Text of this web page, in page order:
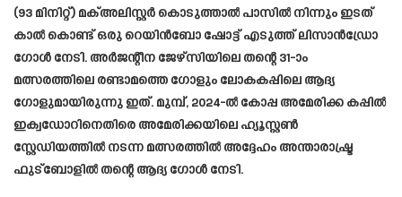
(93 മിനിറ്റ്) മക്അലിസ്റ്റർ കൊടുത്താൽ പാസിൽ നിന്നും ഇടത്
കാൽ കൊണ്ട് ഒരു റെയിൻബോ ഷോട്ട് എടുത്ത് ലിസാൻഡ്രോ
ഗോൾ നേടി. അർജന്റീന ജേഴ്‌സിയിലെ തന്റെ 31-ാം
മത്സരത്തിലെ രണ്ടാമത്തെ ഗോളും ലോകകപ്പിലെ ആദ്യ
ഗോളുമായിരുന്നു ഇത്. മുമ്പ്, 2024-ൽ കോപ്പ അമേരിക്ക കപ്പിൽ
ഇക്വഡോറിനെതിരെ അമേരിക്കയിലെ ഹ്യൂസ്റ്റൺ
സ്റ്റേഡിയത്തിൽ നടന്ന മത്സരത്തിൽ അദ്ദേഹം അന്താരാഷ്ട്ര
ഫുട്‌ബോളിൽ തന്റെ ആദ്യ ഗോൾ നേടി.